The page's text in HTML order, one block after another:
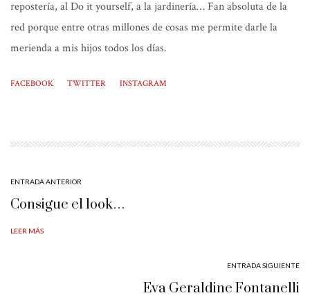
repostería, al Do it yourself, a la jardinería… Fan absoluta de la
red porque entre otras millones de cosas me permite darle la
merienda a mis hijos todos los días.
FACEBOOK TWITTER INSTAGRAM
ENTRADA ANTERIOR
Consigue el look…
LEER MÁS
ENTRADA SIGUIENTE
Eva Geraldine Fontanelli